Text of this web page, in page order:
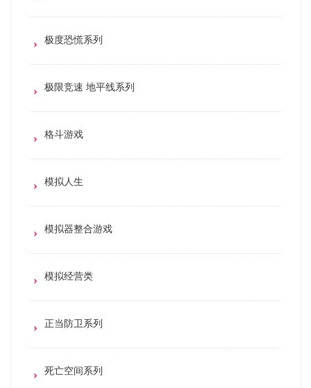
极度恐慌系列
极限竞速 地平线系列
格斗游戏
模拟人生
模拟器整合游戏
模拟经营类
正当防卫系列
死亡空间系列